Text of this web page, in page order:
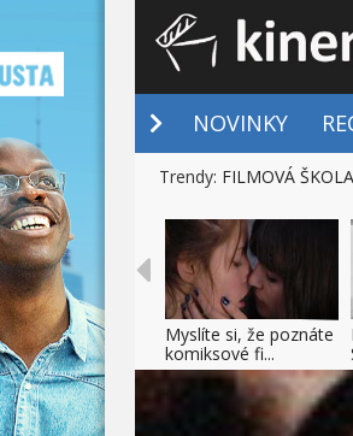
NOVINKY
Trendy: FILMOVÁ ŠKOLA
Myslíte si, že poznáte
komiksové fi...